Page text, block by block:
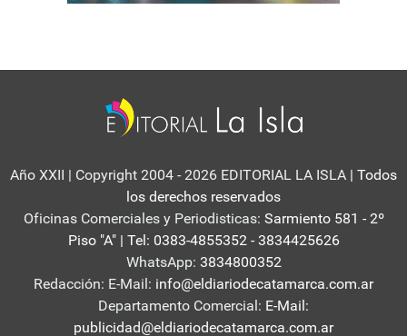
Año XXII | Copyright 2004 - 2026 EDITORIAL LA ISLA | Todos
los derechos reservados
Oficinas Comerciales y Periodisticas: Sarmiento 581 - 2º
Piso "A" | Tel: 0383-4855352 - 3834425626
WhatsApp: 3834800352
Redacción: E-Mail: info@eldiariodecatamarca.com.ar
Departamento Comercial: E-Mail:
publicidad@eldiariodecatamarca.com.ar